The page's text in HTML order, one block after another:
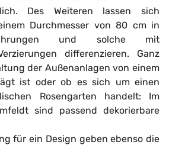
Des Weiteren lassen sich
Durchmesser von 80 cm in
und solche mit
differenzieren. Ganz
der Außenanlagen von einem
ist oder ob es sich um einen
Rosengarten handelt: Im
sind passend dekorierbare
für ein Design geben ebenso die